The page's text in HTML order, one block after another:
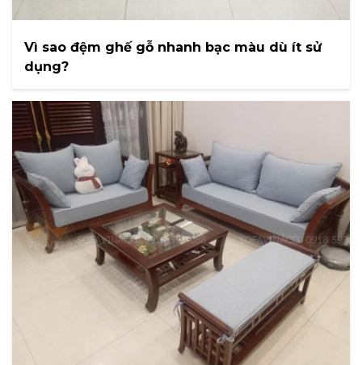
Vì sao đệm ghế gỗ nhanh bạc màu dù ít sử
dụng?